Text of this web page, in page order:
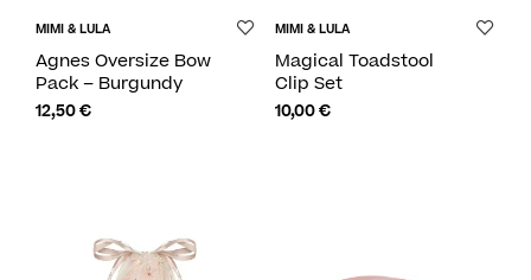
MIMI & LULA
Agnes Oversize Bow
Pack – Burgundy
12,50€
MIMI & LULA
Magical Toadstool
Clip Set
10,00€